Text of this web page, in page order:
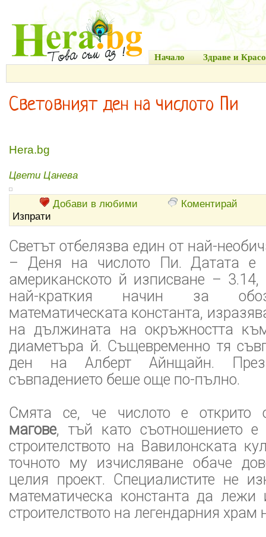
Начало Здраве и
Световният ден на числото Пи
Hera.bg
Цвети Цанева
Добави в любими
Коментирай
Изпрати
Светът отбелязва един от най-
– Деня на числото Пи. Датата е
американското й изписване – 3.14,
най-краткия начин за
математическата константа,
на дължината на окръжността
диаметъра й. Същевременно тя
ден на Алберт Айнщайн.
съвпадението беше още по-пълно.
Смята се, че числото е
магове, тъй като съотношението е
строителството на Вавилонската
точното му изчисляване обаче
целия проект. Специалистите не
математическа константа да
строителството на легендарния